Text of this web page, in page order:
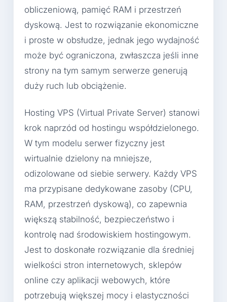
obliczeniową, pamięć RAM i przestrzeń
dyskową. Jest to rozwiązanie ekonomiczne
i proste w obsłudze, jednak jego wydajność
może być ograniczona, zwłaszcza jeśli inne
strony na tym samym serwerze generują
duży ruch lub obciążenie.
Hosting VPS (Virtual Private Server) stanowi
krok naprzód od hostingu współdzielonego.
W tym modelu serwer fizyczny jest
wirtualnie dzielony na mniejsze,
odizolowane od siebie serwery. Każdy VPS
ma przypisane dedykowane zasoby (CPU,
RAM, przestrzeń dyskową), co zapewnia
większą stabilność, bezpieczeństwo i
kontrolę nad środowiskiem hostingowym.
Jest to doskonałe rozwiązanie dla średniej
wielkości stron internetowych, sklepów
online czy aplikacji webowych, które
potrzebują większej mocy i elastyczności